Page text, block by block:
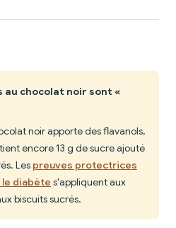
au chocolat noir sont «
noir apporte des flavanols,
encore 13 g de sucre ajouté
Les preuves protectrices
diabète s'appliquent aux
biscuits sucrés.